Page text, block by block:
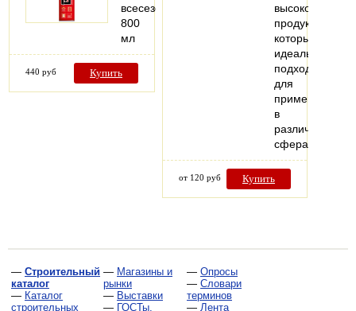
всесезонная,
800
мл
440 руб Купить
продукт,
который
идеально
подходит
для
применения
в
различных
сферах.
от 120 руб Купить
— Строительный
каталог
— Каталог
строительных
— Магазины и
рынки
— Выставки
— ГОСТы,
— Опросы
— Словари
терминов
— Лента